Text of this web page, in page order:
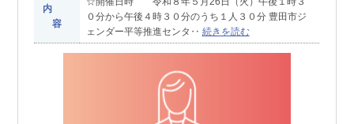
内
容
０分から午後４時３０分のうち１人３０分 豊田市ジ
ェンダー平等推進センタ‥ 続きを読む